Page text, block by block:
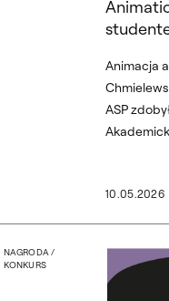
Animacja
ASP
10.05.2026
przez
NAGRODA /
KONKURS